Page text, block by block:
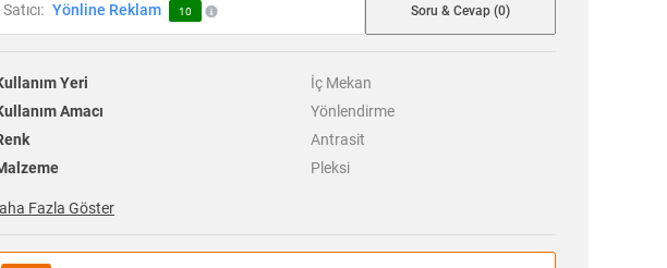
Satıcı: Yönline Reklam 10 Soru & Cevap (0)
Yeri
İç Mekan
Amacı
Yönlendirme
Antrasit
Pleksi
Fazla Göster